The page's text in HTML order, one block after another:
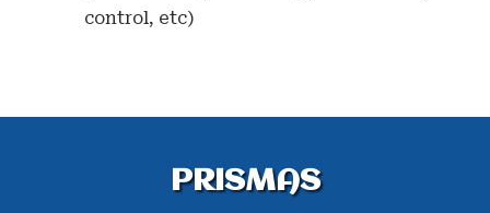
control, etc)
PRISMAS